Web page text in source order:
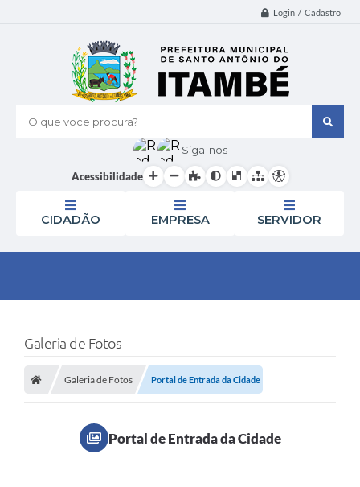
Login / Cadastro
O que voce procura?
Siga-nos
Acessibilidade
CIDADÃO EMPRESA SERVIDOR
Galeria de Fotos
Galeria de Fotos Portal de Entrada da Cidade
Portal de Entrada da Cidade